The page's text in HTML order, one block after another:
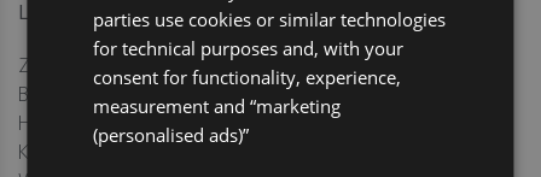
Links von Dritten
Zu Informationszwecken und zur leichteren
Bezugnahme enthält unsere Website möglicherweise
Hyperlinks zu Webseiten Dritter, die außerhalb unserer
Kontrolle liegen. Pro unterstützt nicht den Inhalt dieser
parties use cookies or similar technologies
for technical purposes and, with your
consent for functionality, experience,
measurement and “marketing
(personalised ads)”